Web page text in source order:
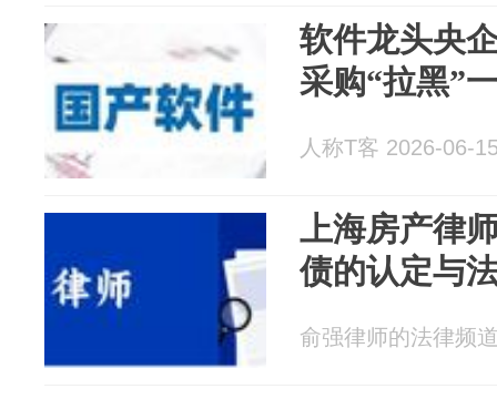
软件龙头央
采购“拉黑”
人称T客 2026-06-
上海房产律
债的认定与
俞强律师的法律频